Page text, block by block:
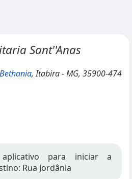
Sant''Anas
, Itabira - MG, 35900-474
para iniciar a
Rua Jordânia